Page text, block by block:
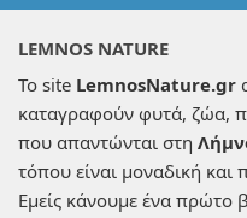
LEMNOS NATURE
Το site LemnosNature.gr
καταγραφούν φυτά, ζώα,
που απαντώνται στη
τόπου είναι μοναδική και
Εμείς κάνουμε ένα πρώτο